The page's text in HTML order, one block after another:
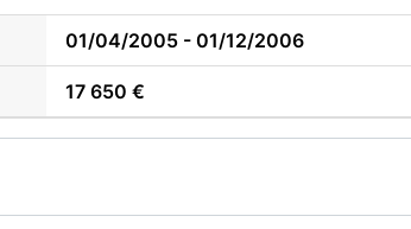
01/04/2005 - 01/12/2006
17 650 €